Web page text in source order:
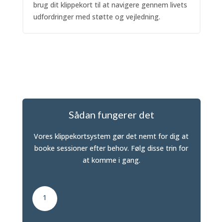
brug dit klippekort til at navigere gennem livets
udfordringer med støtte og vejledning.
Sådan fungerer det
Vores klippekortsystem gør det nemt for dig at
booke sessioner efter behov. Følg disse trin for
at komme i gang.
1